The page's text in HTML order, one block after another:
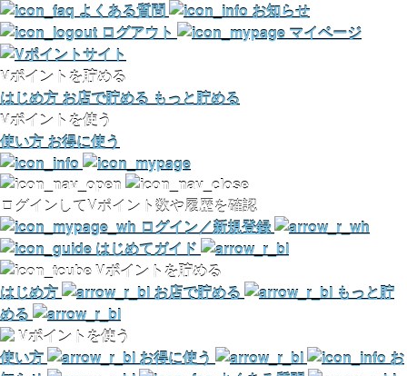
よくある質問
お知らせ
ログアウト
マイページ
Vポイントを貯める
はじめ方 お店で貯める もっと貯める
Vポイントを使う
使い方 お得に使う
ログインしてVポイント数や履歴を確認
ログイン／新規登録
はじめてガイド
Vポイントを貯める
はじめ方
お店で貯める
もっと貯
める
Vポイントを使う
使い方
お得に使う
お